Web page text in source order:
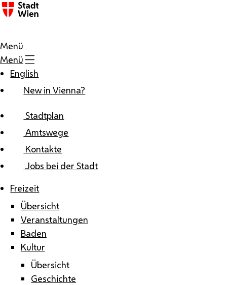
Zum Inhalt
Menü
Menü
English
New in Vienna?
Stadtplan
Amtswege
Kontakte
Jobs bei der Stadt
Freizeit
Übersicht
Veranstaltungen
Baden
Kultur
Übersicht
Geschichte